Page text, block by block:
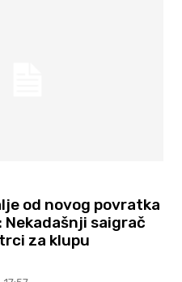
od novog povratka
Nekadašnji saigrač
za klupu